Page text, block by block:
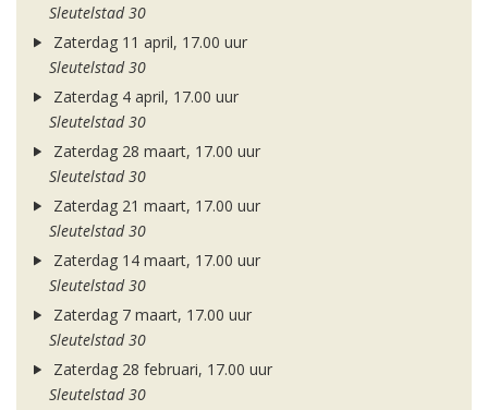
Sleutelstad 30
Zaterdag 11 april, 17.00 uur
Sleutelstad 30
Zaterdag 4 april, 17.00 uur
Sleutelstad 30
Zaterdag 28 maart, 17.00 uur
Sleutelstad 30
Zaterdag 21 maart, 17.00 uur
Sleutelstad 30
Zaterdag 14 maart, 17.00 uur
Sleutelstad 30
Zaterdag 7 maart, 17.00 uur
Sleutelstad 30
Zaterdag 28 februari, 17.00 uur
Sleutelstad 30